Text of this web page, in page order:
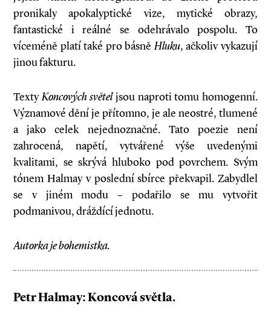
pronikaly apokalyptické vize, mytické obrazy,
fantastické i reálné se odehrávalo pospolu. To
víceméně platí také pro básněHluku, ačkoliv vykazují
jinou fakturu.
TextyKoncových světeljsou naproti tomu homogenní.
Významové dění je přítomno, je ale neostré, tlumené
a jako celek nejednoznačné. Tato poezie není
zahrocená, napětí, vytvářené výše uvedenými
kvalitami, se skrývá hluboko pod povrchem. Svým
tónem Halmay v poslední sbírce překvapil. Zabydlel
se v jiném modu – podařilo se mu vytvořit
podmanivou, dráždící jednotu.
Autorka je bohemistka.
Petr Halmay: Koncová světla.